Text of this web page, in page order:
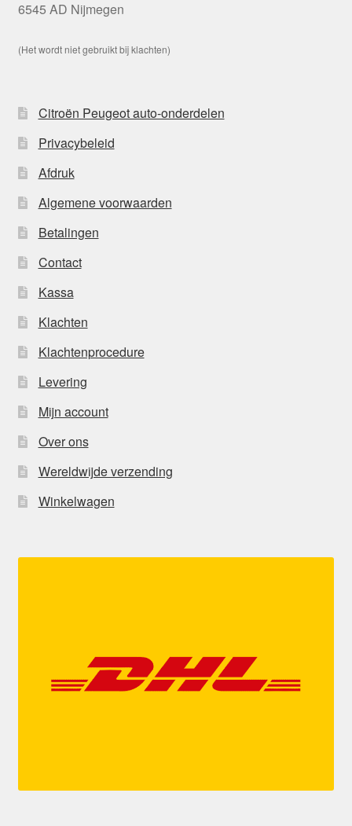
6545 AD Nijmegen
(Het wordt niet gebruikt bij klachten)
Citroën Peugeot auto-onderdelen
Privacybeleid
Afdruk
Algemene voorwaarden
Betalingen
Contact
Kassa
Klachten
Klachtenprocedure
Levering
Mijn account
Over ons
Wereldwijde verzending
Winkelwagen